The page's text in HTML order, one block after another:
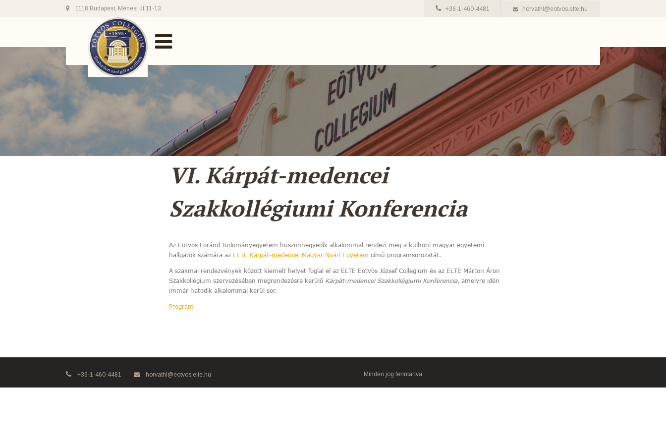
1118 Budapest, Ménesi út 11-13. +36-1-460-4481 horvathl@eotvos.elte.hu
VI. Kárpát-medencei
Szakkollégiumi Konferencia
Az Eötvös Loránd Tudományegyetem huszonnegyedik alkalommal rendezi meg a külhoni magyar egyetemi
hallgatók számára az ELTE Kárpát-medencei Magyar Nyári Egyetem című programsorozatát.
A szakmai rendezvények között kiemelt helyet foglal el az ELTE Eötvös József Collegium és az ELTE Márton Áron
Szakkollégium szervezésében megrendezésre kerülő Kárpát-medencei Szakkollégiumi Konferencia, amelyre idén
immár hatodik alkalommal kerül sor.
Program
+36-1-460-4481 horvathl@eotvos.elte.hu Minden jog fenntartva